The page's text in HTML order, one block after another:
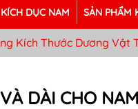
DỤC NAM SẢN PHẨM
Kích Thước Dương Vật
DÀI CHO NAM